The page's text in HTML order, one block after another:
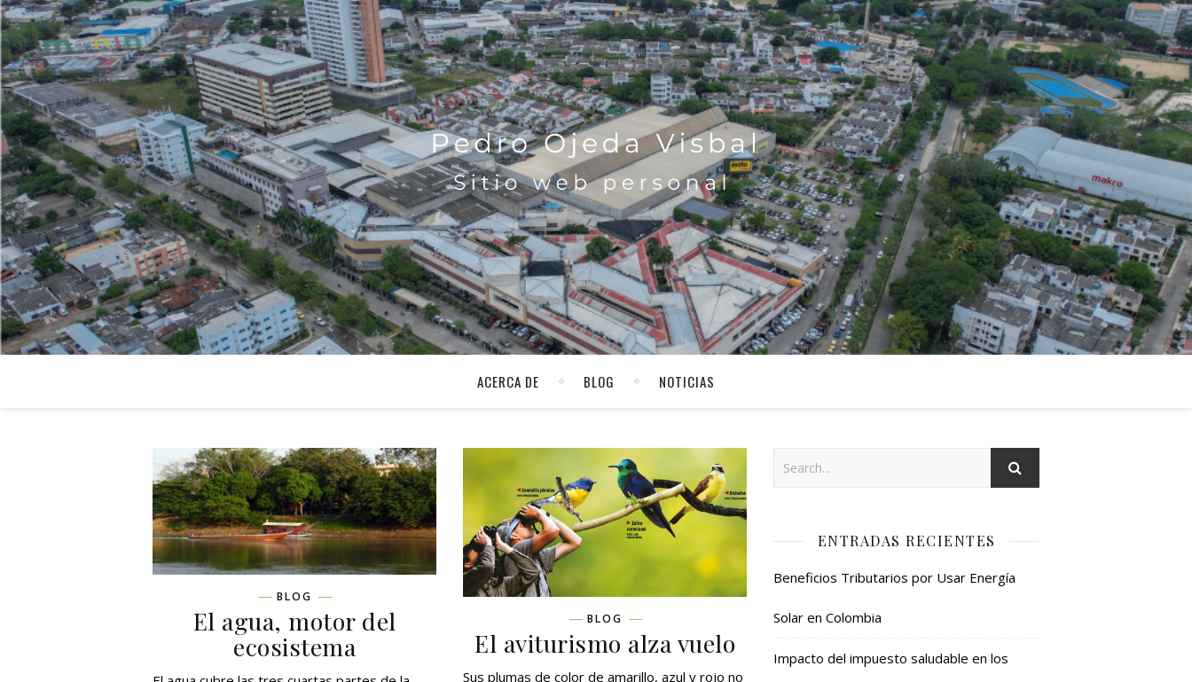
ACERCA DE BLOG NOTICIAS
BLOG
El agua, motor del
ecosistema
BLOG
El aviturismo alza vuelo
Sus plumas de color de amarillo, azul y rojo no
ENTRADAS RECIENTES
Beneficios Tributarios por Usar Energía
Solar en Colombia
Impacto del impuesto saludable en los